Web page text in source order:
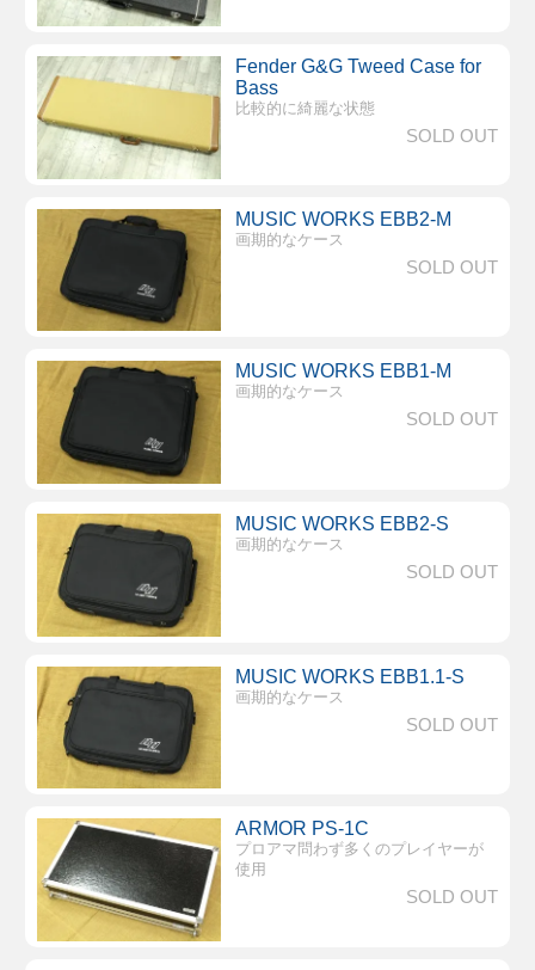
Fender G&G Tweed Case for
Bass
比較的に綺麗な状態
SOLD OUT
MUSIC WORKS EBB2-M
画期的なケース
SOLD OUT
MUSIC WORKS EBB1-M
画期的なケース
SOLD OUT
MUSIC WORKS EBB2-S
画期的なケース
SOLD OUT
MUSIC WORKS EBB1.1-S
画期的なケース
SOLD OUT
ARMOR PS-1C
プロアマ問わず多くのプレイヤーが
使用
SOLD OUT